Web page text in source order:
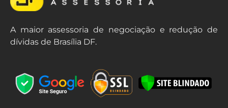
A maior assessoria de negociação e redução de
dívidas de Brasília DF.